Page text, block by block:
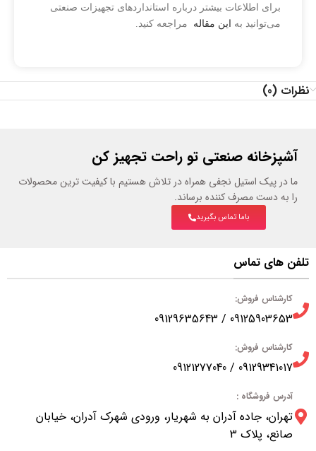
برای اطلاعات بیشتر درباره استانداردهای تجهیزات صنعتی
می‌توانید به این مقاله مراجعه کنید.
نظرات (0)
آشپزخانه صنعتی تو راحت تجهیز کن
ما در پیک استیل نجفی همراه در تلاش هستیم با کیفیت ترین محصولات
را به دست مصرف کننده برساند.
باما تماس بگیرید
تلفن های تماس
کارشناس فروش:
09125903653 / 09129635643
کارشناس فروش:
09129341017 / 09121277040
آدرس فروشگاه :
تهران، جاده آدران به شهریار، ورودی شهرک آدران، خیابان
صانع، پلاک 3